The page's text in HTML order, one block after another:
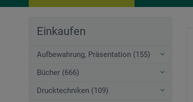
Einkaufen
Aufbewahrung, Präsentation (155)
Bücher (666)
Drucktechniken (109)